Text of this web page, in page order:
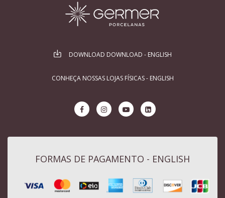
DOWNLOAD DOWNLOAD - ENGLISH
CONHEÇA NOSSAS LOJAS FÍSICAS - ENGLISH
FORMAS DE PAGAMENTO - ENGLISH